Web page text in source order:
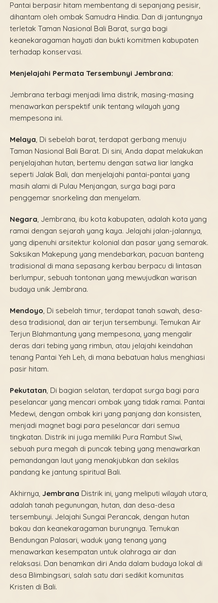
Pantai berpasir hitam membentang di sepanjang pesisir,
dihantam oleh ombak Samudra Hindia. Dan di jantungnya
terletak Taman Nasional Bali Barat, surga bagi
keanekaragaman hayati dan bukti komitmen kabupaten
terhadap konservasi.
Menjelajahi Permata Tersembunyi Jembrana:
Jembrana terbagi menjadi lima distrik, masing-masing
menawarkan perspektif unik tentang wilayah yang
mempesona ini.
Melaya, Di sebelah barat, terdapat gerbang menuju
Taman Nasional Bali Barat. Di sini, Anda dapat melakukan
penjelajahan hutan, bertemu dengan satwa liar langka
seperti Jalak Bali, dan menjelajahi pantai-pantai yang
masih alami di Pulau Menjangan, surga bagi para
penggemar snorkeling dan menyelam.
Negara, Jembrana, ibu kota kabupaten, adalah kota yang
ramai dengan sejarah yang kaya. Jelajahi jalan-jalannya,
yang dipenuhi arsitektur kolonial dan pasar yang semarak.
Saksikan Makepung yang mendebarkan, pacuan banteng
tradisional di mana sepasang kerbau berpacu di lintasan
berlumpur, sebuah tontonan yang mewujudkan warisan
budaya unik Jembrana.
Mendoyo, Di sebelah timur, terdapat tanah sawah, desa-
desa tradisional, dan air terjun tersembunyi. Temukan Air
Terjun Blahmantung yang mempesona, yang mengalir
deras dari tebing yang rimbun, atau jelajahi keindahan
tenang Pantai Yeh Leh, di mana bebatuan halus menghiasi
pasir hitam.
Pekutatan, Di bagian selatan, terdapat surga bagi para
peselancar yang mencari ombak yang tidak ramai. Pantai
Medewi, dengan ombak kiri yang panjang dan konsisten,
menjadi magnet bagi para peselancar dari semua
tingkatan. Distrik ini juga memiliki Pura Rambut Siwi,
sebuah pura megah di puncak tebing yang menawarkan
pemandangan laut yang menakjubkan dan sekilas
pandang ke jantung spiritual Bali.
Akhirnya, Jembrana Distrik ini, yang meliputi wilayah utara,
adalah tanah pegunungan, hutan, dan desa-desa
tersembunyi. Jelajahi Sungai Perancak, dengan hutan
bakau dan keanekaragaman burungnya. Temukan
Bendungan Palasari, waduk yang tenang yang
menawarkan kesempatan untuk olahraga air dan
relaksasi. Dan benamkan diri Anda dalam budaya lokal di
desa Blimbingsari, salah satu dari sedikit komunitas
Kristen di Bali.